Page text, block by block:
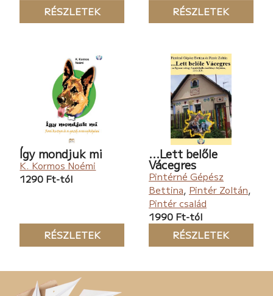
RÉSZLETEK
RÉSZLETEK
Így mondjuk mi
K. Kormos Noémi
1290 Ft-tól
RÉSZLETEK
...Lett belőle
Vácegres
Pintérné Gépész
Bettina, Pintér Zoltán,
Pintér család
1990 Ft-tól
RÉSZLETEK